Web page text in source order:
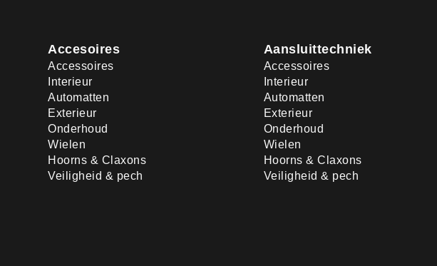
Accesoires
Accessoires
Interieur
Automatten
Exterieur
Onderhoud
Wielen
Hoorns & Claxons
Veiligheid & pech
Aansluittechniek
Accessoires
Interieur
Automatten
Exterieur
Onderhoud
Wielen
Hoorns & Claxons
Veiligheid & pech